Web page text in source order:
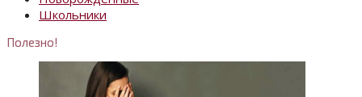
Школьники
Полезно!